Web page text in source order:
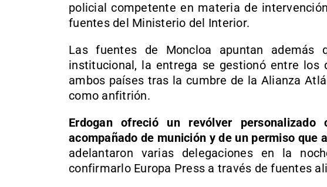
policial competente en materia de
fuentes del Ministerio del Interior.
Las fuentes de Moncloa apuntan
institucional, la entrega se gestionó entre los
ambos países tras la cumbre de la Alianza
como anfitrión.
Erdogan ofreció un revólver
acompañado de munición y de un permiso que
adelantaron varias delegaciones en la
confirmarlo Europa Press a través de fuentes